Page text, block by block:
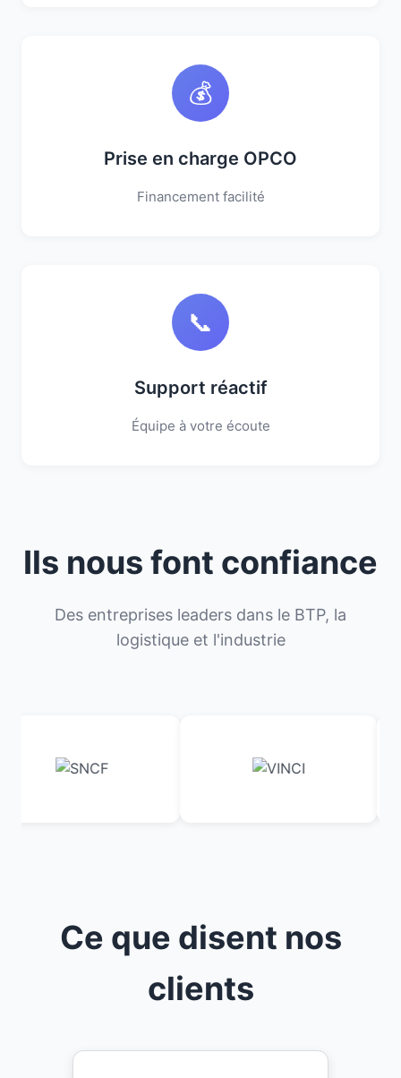
💰
Prise en charge OPCO
Financement facilité
📞
Support réactif
Équipe à votre écoute
Ils nous font confiance
Des entreprises leaders dans le BTP, la
logistique et l'industrie
Ce que disent nos
clients